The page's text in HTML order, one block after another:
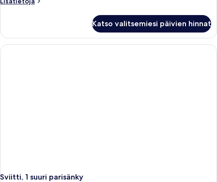
kuvat
1
suuri
parisänky
Katso valitsemiesi päivien hinnat
Sviitti, 1 suuri parisänky